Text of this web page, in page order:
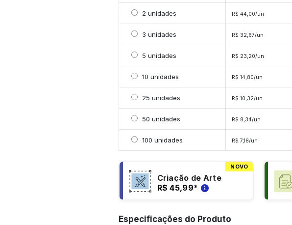
Selecionar 2 unidades
2 unidades R$ 44,00/un
Selecionar 3 unidades
3 unidades R$ 32,67/un
Selecionar 5 unidades
5 unidades R$ 23,20/un
Selecionar 10 unidades
10 unidades R$ 14,80/un
Selecionar 25 unidades
25 unidades R$ 10,32/un
Selecionar 50 unidades
50 unidades R$ 8,34/un
Selecionar 100 unidades
100 unidades R$ 7,18/un
NOVO
Criação de Arte
R$ 45,99*
Especificações do Produto